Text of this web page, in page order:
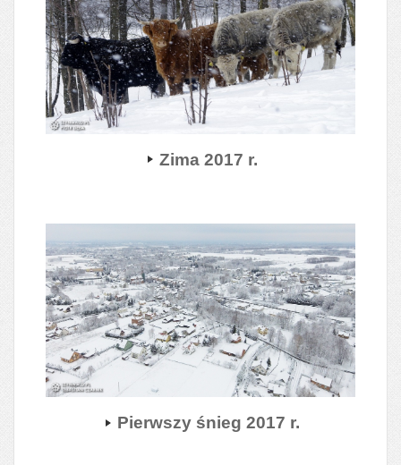
Zima 2017 r.
Pierwszy śnieg 2017 r.